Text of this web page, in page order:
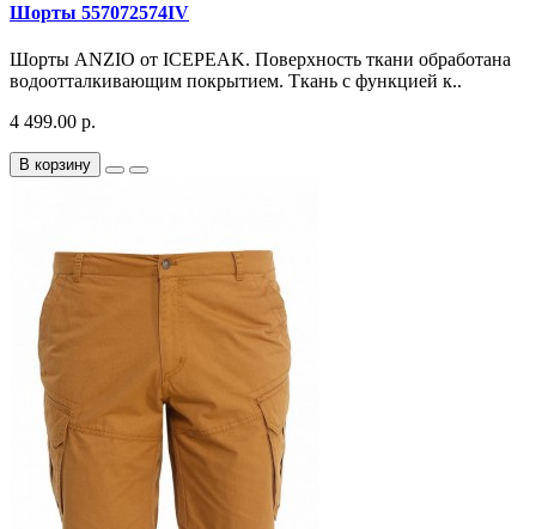
Шорты 557072574IV
Шорты ANZIO от ICEPEAK. Поверхность ткани обработана
водоотталкивающим покрытием. Ткань с функцией к..
4 499.00 р.
В корзину